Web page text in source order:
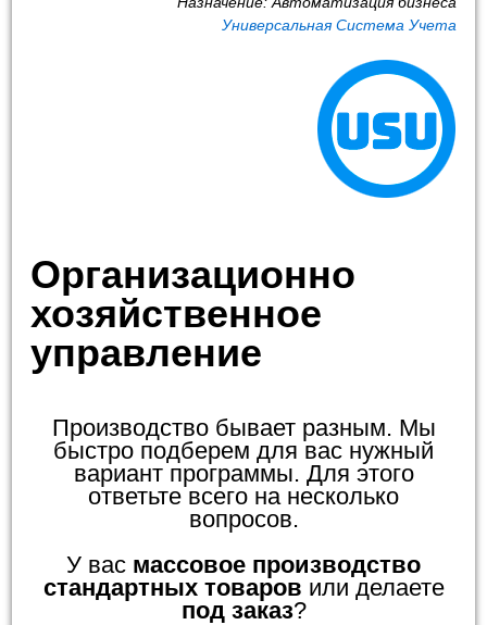
Универсальная Система Учета
Организационно
хозяйственное
управление
Производство бывает разным. Мы
быстро подберем для вас нужный
вариант программы. Для этого
ответьте всего на несколько
вопросов.
У вас массовое производство
стандартных товаров или делаете
под заказ?